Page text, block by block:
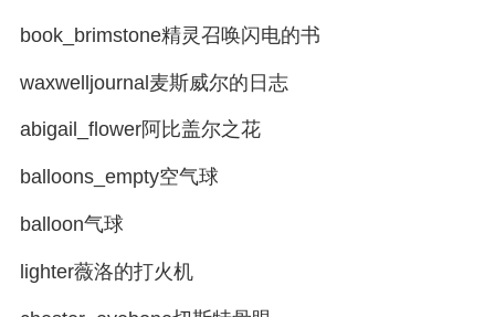
book_brimstone精灵召唤闪电的书
waxwelljournal麦斯威尔的日志
abigail_flower阿比盖尔之花
balloons_empty空气球
balloon气球
lighter薇洛的打火机